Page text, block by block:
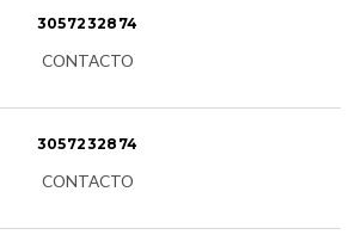
3057232874
CONTACTO
3057232874
CONTACTO